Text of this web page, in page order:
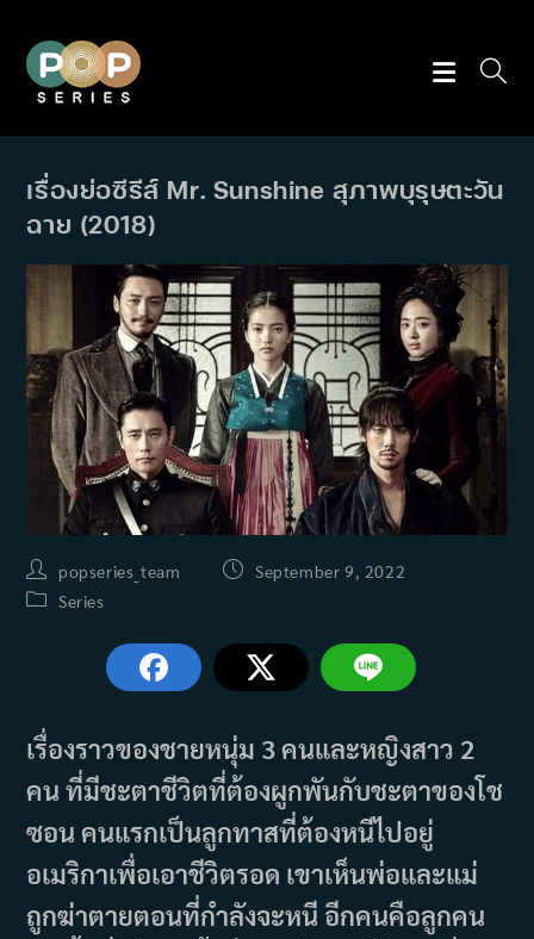
content
เรื่องย่อซีรีส์ Mr. Sunshine สุภาพบุรุษตะวัน
ฉาย (2018)
Post
author:
popseries_team
PostSeptember 9, 2022
PostSeries
เรื่องราวของชายหนุ่ม 3 คนและหญิงสาว 2
คน ที่มีชะตาชีวิตที่ต้องผูกพันกับชะตาของโช
ซอน คนแรกเป็นลูกทาสที่ต้องหนีไปอยู่
อเมริกาเพื่อเอาชีวิตรอด เขาเห็นพ่อและแม่
ถูกฆ่าตายตอนที่กำลังจะหนี อีกคนคือลูกคน